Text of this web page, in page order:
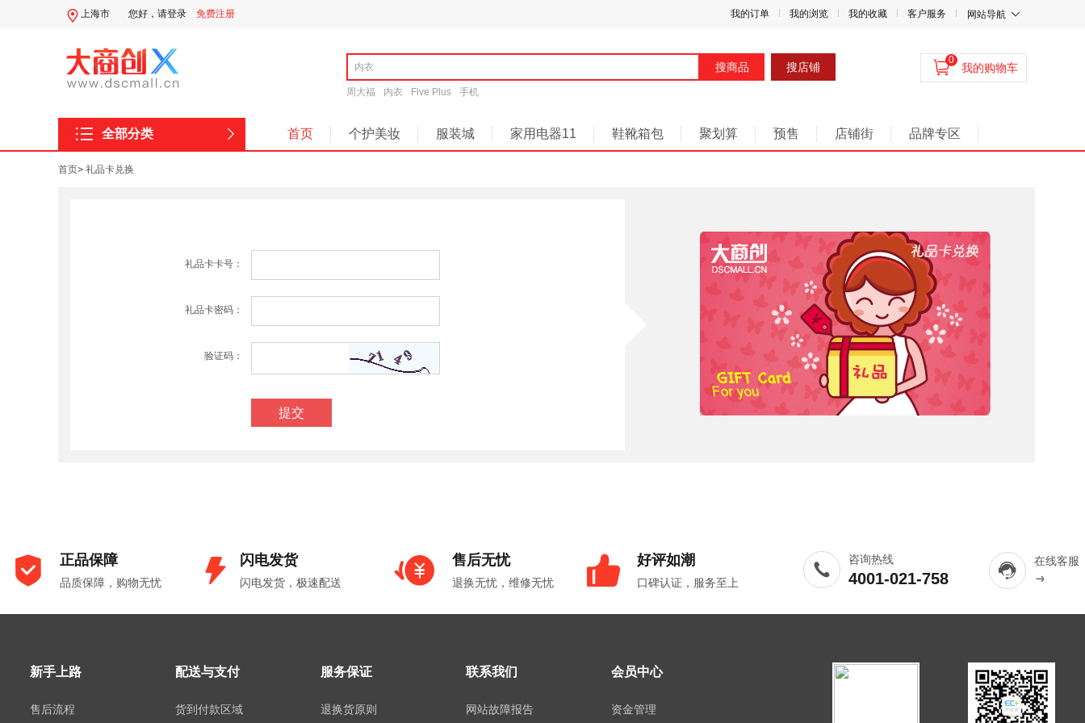
上海市 您好， 请登录 免费注册 我的订单 我的浏览 我的收藏 客户服务 网站导航
搜商品 搜店铺
周大福 内衣 Five Plus 手机
我的购物车
0
全部分类 首页 个护美妆 服装城 家用电器11 鞋靴箱包 聚划算 预售 店铺街 品牌专区
首页> 礼品卡兑换
礼品卡卡号：
礼品卡密码：
验证码：
正品保障
品质保障，购物无忧
闪电发货
闪电发货，极速配送
售后无忧
退换无忧，维修无忧
好评如潮
口碑认证，服务至上
咨询热线
4001-021-758
在线客服
新手上路
售后流程
配送与支付
货到付款区域
服务保证
退换货原则
联系我们
网站故障报告
会员中心
资金管理